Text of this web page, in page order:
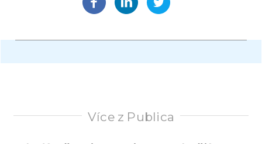
Více z Publica